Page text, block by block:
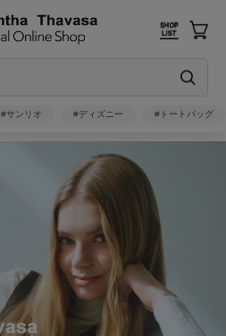
#サンリオ #ディズニー #トートバッグ